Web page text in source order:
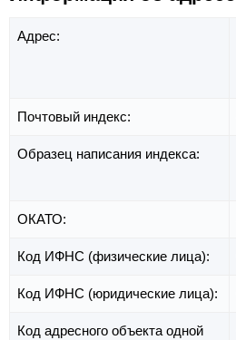
Адрес:
Почтовый индекс:
Образец написания индекса:
ОКАТО:
Код ИФНС (физические лица):
Код ИФНС (юридические лица):
Код адресного объекта одной